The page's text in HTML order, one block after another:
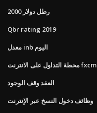
2000 رطل دولار
Qbr rating 2019
معدل inb اليوم
محطة التداول على الانترنت fxcm
العقد وقف الوجود
وظائف دخول النسخ عبر الإنترنت